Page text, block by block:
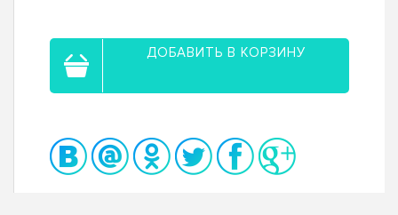
ДОБАВИТЬ В КОРЗИНУ